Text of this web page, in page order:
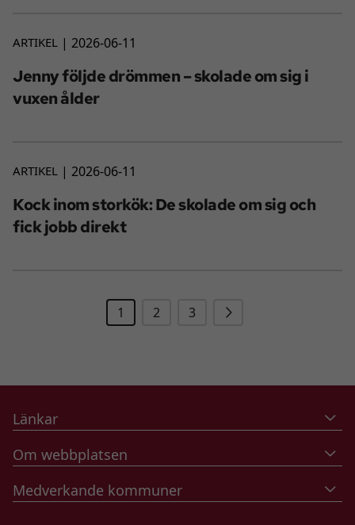
ARTIKEL 2026-06-11
Jenny följde drömmen – skolade om sig i
vuxen ålder
ARTIKEL 2026-06-11
Kock inom storkök: De skolade om sig och
fick jobb direkt
1 2 3 Nästa
Länkar
Om webbplatsen
Medverkande kommuner